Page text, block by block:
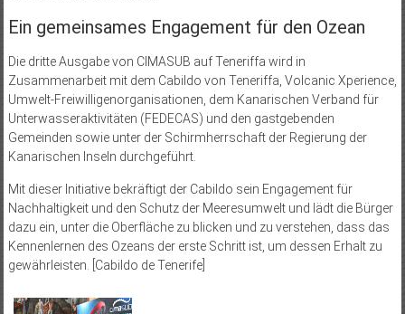
Ein gemeinsames Engagement für den Ozean
Die dritte Ausgabe von CIMASUB auf Teneriffa wird in
Zusammenarbeit mit dem Cabildo von Teneriffa, Volcanic Xperience,
Umwelt-Freiwilligenorganisationen, dem Kanarischen Verband für
Unterwasseraktivitäten (FEDECAS) und den gastgebenden
Gemeinden sowie unter der Schirmherrschaft der Regierung der
Kanarischen Inseln durchgeführt.
Mit dieser Initiative bekräftigt der Cabildo sein Engagement für
Nachhaltigkeit und den Schutz der Meeresumwelt und lädt die Bürger
dazu ein, unter die Oberfläche zu blicken und zu verstehen, dass das
Kennenlernen des Ozeans der erste Schritt ist, um dessen Erhalt zu
gewährleisten. [Cabildo de Tenerife]